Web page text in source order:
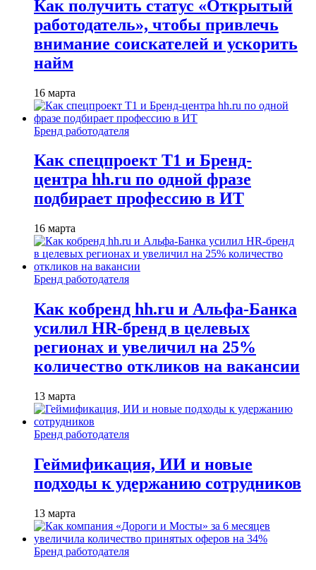
Как получить статус «Открытый
работодатель», чтобы привлечь
внимание соискателей и ускорить
найм
16 марта
Бренд работодателя
Как спецпроект T1 и Бренд-
центра hh.ru по одной фразе
подбирает профессию в ИТ
16 марта
Бренд работодателя
Как кобренд hh.ru и Альфа-Банка
усилил HR-бренд в целевых
регионах и увеличил на 25%
количество откликов на вакансии
13 марта
Бренд работодателя
Геймификация, ИИ и новые
подходы к удержанию сотрудников
13 марта
Бренд работодателя